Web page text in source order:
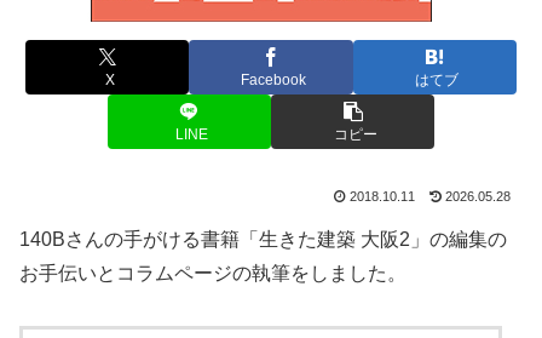
X Facebook はてブ
LINE コピー
2018.10.11 2026.05.28
140Bさんの手がける書籍「生きた建築 大阪2」の編集の
お手伝いとコラムページの執筆をしました。